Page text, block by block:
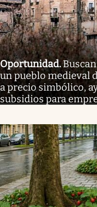
Oportunidad.
un pueblo medieval
a precio simbólico,
subsidios para